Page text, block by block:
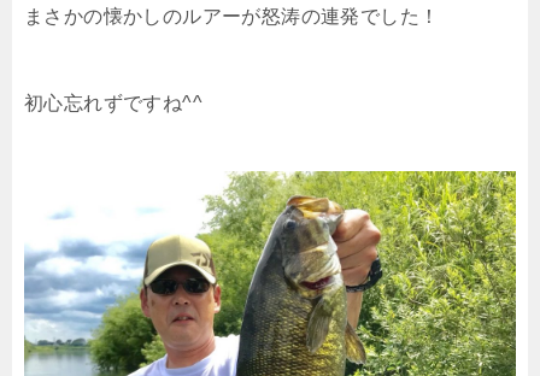
まさかの懐かしのルアーが怒涛の連発でした！
初心忘れずですね^^